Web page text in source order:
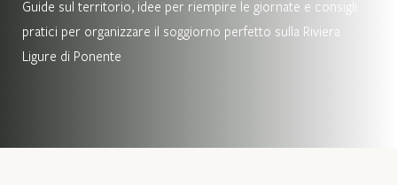
Guide sul territorio, idee per riempire le giornate e consigli
pratici per organizzare il soggiorno perfetto sulla Riviera
Ligure di Ponente